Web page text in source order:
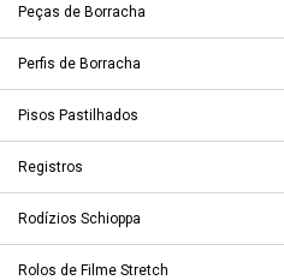
Peças de Borracha
Perfis de Borracha
Pisos Pastilhados
Registros
Rodízios Schioppa
Rolos de Filme Stretch